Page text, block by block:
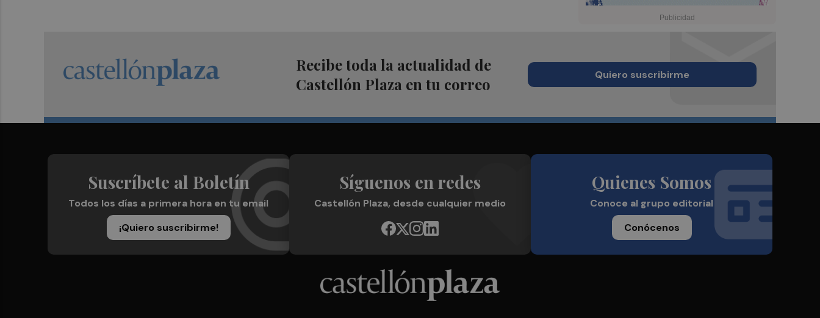
Recibe toda la actualidad de
Castellón Plaza en tu correo
Quiero suscribirme
Suscríbete al Boletín
Todos los días a primera hora en tu email
¡Quiero suscribirme!
Síguenos en redes
Castellón Plaza, desde cualquier medio
Quienes Somos
Conoce al grupo editorial
Conócenos